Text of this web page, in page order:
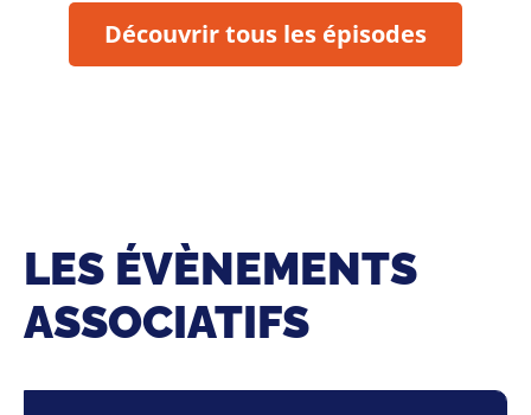
Découvrir tous les épisodes
LES ÉVÈNEMENTS
ASSOCIATIFS